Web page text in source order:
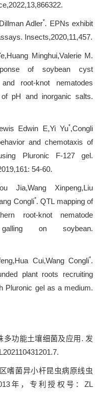
Adler*. EPNs exhibit
Insects,2020,11,457.
Minghui,Valerie M.
of soybean cyst
root-knot nematodes
pH and inorganic salts.
Edwin E,Yi Yu*,Congli
and chemotaxis of
Pluronic F-127 gel.
54-60.
Jia,Wang Xinpeng,Liu
Congli*. QTL mapping of
root-knot nematode
on soybean.
Cui,Wang Congli*.
plant roots recruiting
Pluronic gel as a medium.
多功能土壤细菌及应用. 发
嗜菌异小杆昆虫病原线虫
年，专利授权号：ZL